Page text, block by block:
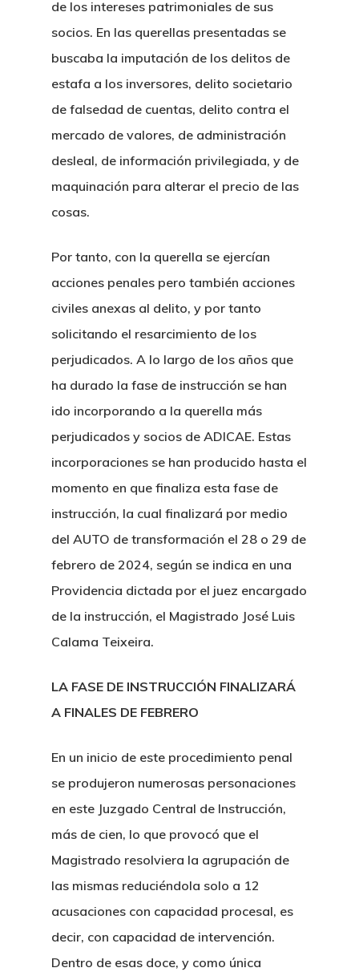
de los intereses patrimoniales de sus
socios. En las querellas presentadas se
buscaba la imputación de los delitos de
estafa a los inversores, delito societario
de falsedad de cuentas, delito contra el
mercado de valores, de administración
desleal, de información privilegiada, y de
maquinación para alterar el precio de las
cosas.
Por tanto, con la querella se ejercían
acciones penales pero también acciones
civiles anexas al delito, y por tanto
solicitando el resarcimiento de los
perjudicados. A lo largo de los años que
ha durado la fase de instrucción se han
ido incorporando a la querella más
perjudicados y socios de ADICAE. Estas
incorporaciones se han producido hasta el
momento en que finaliza esta fase de
instrucción, la cual finalizará por medio
del AUTO de transformación el 28 o 29 de
febrero de 2024, según se indica en una
Providencia dictada por el juez encargado
de la instrucción, el Magistrado José Luis
Calama Teixeira.
LA FASE DE INSTRUCCIÓN FINALIZARÁ
A FINALES DE FEBRERO
En un inicio de este procedimiento penal
se produjeron numerosas personaciones
en este Juzgado Central de Instrucción,
más de cien, lo que provocó que el
Magistrado resolviera la agrupación de
las mismas reduciéndola solo a 12
acusaciones con capacidad procesal, es
decir, con capacidad de intervención.
Dentro de esas doce, y como única